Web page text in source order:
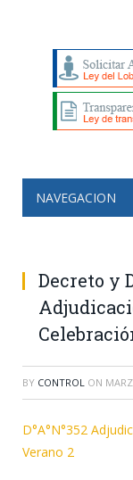
NAVEGACION
Decreto y
BY CONTROL ON
D°A°N°352
Verano 2